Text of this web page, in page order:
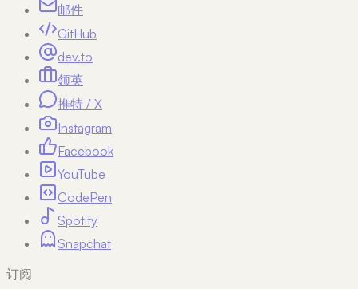
邮件
GitHub
dev.to
领英
推特 / X
Instagram
Facebook
YouTube
CodePen
Spotify
Snapchat
订阅